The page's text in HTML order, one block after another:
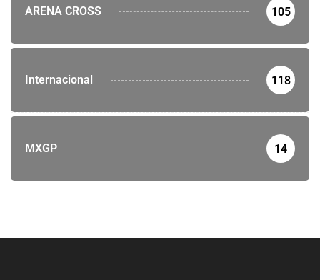
ARENA CROSS 105
Internacional 118
MXGP 14